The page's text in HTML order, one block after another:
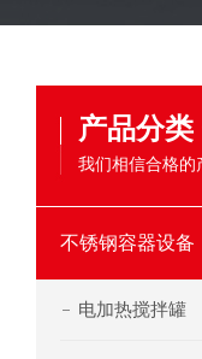
产品分类
我们相信合格的
不锈钢容器设备
电加热搅拌罐